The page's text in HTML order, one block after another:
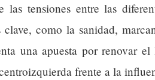
las tensiones entre las
clave, como la sanidad,
una apuesta por renovar
frente a la